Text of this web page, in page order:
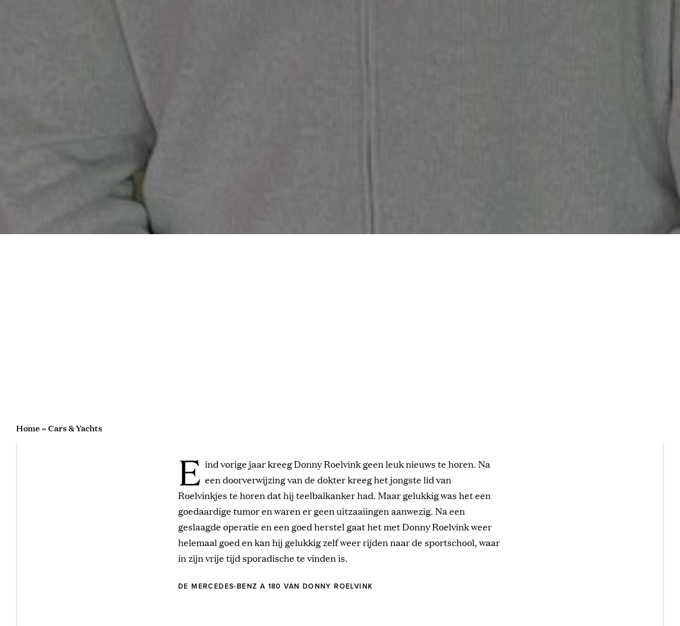
Home»Cars & Yachts
E ind vorige jaar kreeg Donny Roelvink geen leuk nieuws te horen. Na
een doorverwijzing van de dokter kreeg het jongste lid van
Roelvinkjes te horen dat hij teelbalkanker had. Maar gelukkig was het een
goedaardige tumor en waren er geen uitzaaiingen aanwezig. Na een
geslaagde operatie en een goed herstel gaat het met Donny Roelvink weer
helemaal goed en kan hij gelukkig zelf weer rijden naar de sportschool, waar
in zijn vrije tijd sporadische te vinden is.
DE MERCEDES-BENZ A 180 VAN DONNY ROELVINK